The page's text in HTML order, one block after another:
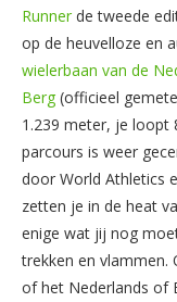
Runner de tweede
op de heuvelloze en
wielerbaan van de
Berg (officieel
1.239 meter, je loopt
parcours is weer
door World Athletics
zetten je in de heat
enige wat jij nog
trekken en vlammen.
of het Nederlands of